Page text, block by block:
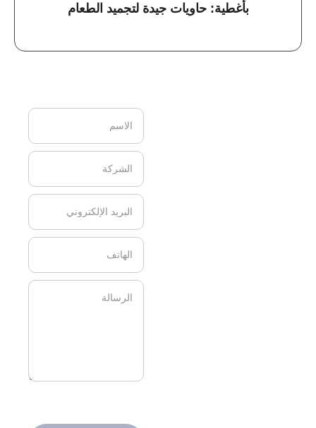
بأغطية: حاويات جيدة لتجميد الطعام